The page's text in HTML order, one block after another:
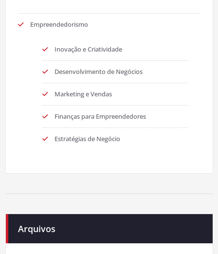
Empreendedorismo
Inovação e Criatividade
Desenvolvimento de Negócios
Marketing e Vendas
Finanças para Empreendedores
Estratégias de Negócio
Arquivos